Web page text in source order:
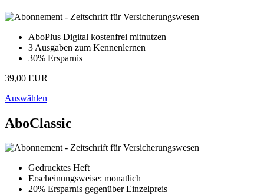
AboPlus Digital kostenfrei mitnutzen
3 Ausgaben zum Kennenlernen
30% Ersparnis
39,00 EUR
Auswählen
AboClassic
Gedrucktes Heft
Erscheinungsweise: monatlich
20% Ersparnis gegenüber Einzelpreis